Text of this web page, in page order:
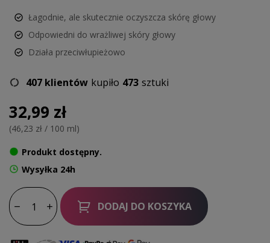
Łagodnie, ale skutecznie oczyszcza skórę głowy
Odpowiedni do wrażliwej skóry głowy
Działa przeciwłupieżowo
407 klientów kupiło 473 sztuki
32,99 zł
(46,23 zł / 100 ml)
Produkt dostępny.
Wysyłka 24h
DODAJ DO KOSZYKA